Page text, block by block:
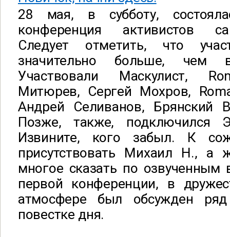
28 мая, в субботу,
конференция активистов
Следует отметить, что
значительно больше,
Участвовали Маскулист,
Митюрев, Сергей Мохров,
Андрей Селиванов, Брянский
Позже, также, подключился
Извините, кого забыл. К
присутствовать Михаил Н.,
многое сказать по
первой конференции, в
атмосфере был обсужден
повестке дня.